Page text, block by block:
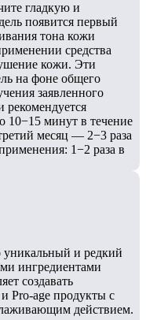
гладкую и
появится первый
тона кожи
средства
кожи. Эти
на фоне общего
заявленного
рекомендуется
10−15 минут в течение
месяц — 2−3 раза
1−2 раза в
и редкий
ингредиентами
создавать
Pro-age продукты с
действием.